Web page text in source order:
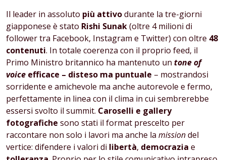
Il leader in assoluto più attivodurante la tre-giorni
giapponese è stato Rishi Sunak(oltre 4 milioni di
follower tra Facebook, Instagram e Twitter) con oltre 48
contenuti. In totale coerenza con il proprio feed, il
Primo Ministro britannico ha mantenuto un tone of
voice efficace – disteso ma puntuale – mostrandosi
sorridente e amichevole ma anche autorevole e fermo,
perfettamente in linea con il clima in cui sembrerebbe
essersi svolto il summit. Caroselli e gallery
fotografiche sono stati il format prescelto per
raccontare non solo i lavori ma anche la missiondel
vertice: difendere i valori di libertà, democrazia e